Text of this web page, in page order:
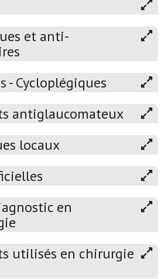
et anti-
- Cycloplégiques
antiglaucomateux
locaux
en
utilisés en chirurgie